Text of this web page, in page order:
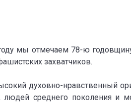
мы отмечаем 78-ю
захватчиков.
духовно-нравственный
людей среднего поколения и